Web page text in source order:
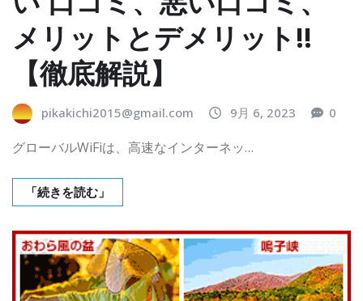
メリットとデメリット!!
【徹底解説】
pikakichi2015@gmail.com 9月 6, 2023 0
グローバルWiFiは、高速なインターネッ…
「続きを読む」